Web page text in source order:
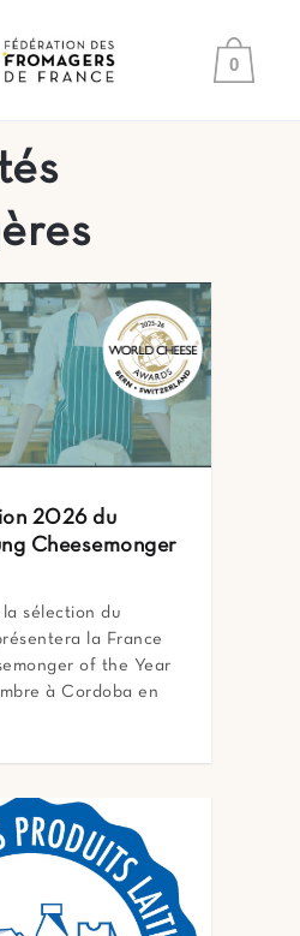
0
2026 du
Cheesemonger
la sélection du
la France
of the Year
à Cordoba en